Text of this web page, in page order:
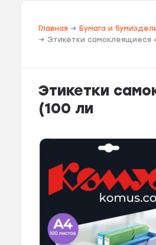
Главная → Бумага и
→ Этикетки самоклеящиеся
Этикетки
(100 ли